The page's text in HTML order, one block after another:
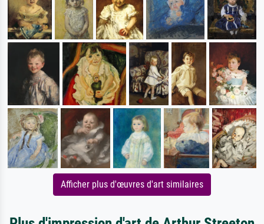
Afficher plus d'œuvres d'art similaires